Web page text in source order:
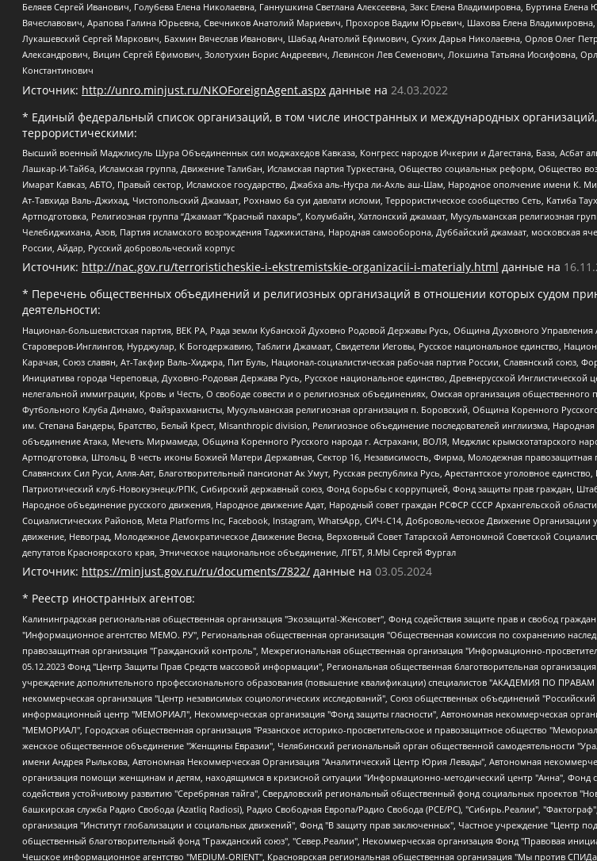
Беляев Сергей Иванович, Голубева Елена Николаевна, Ганнушкина Светлана Алексеевна, Закс Елена Владимировна, Буртина
Вячеславович, Арапова Галина Юрьевна, Свечников Анатолий Мариевич, Прохоров Вадим Юрьевич, Шахова Елена
Лукашевский Сергей Маркович, Бахмин Вячеслав Иванович, Шабад Анатолий Ефимович, Сухих Дарья Николаевна, Орлов Олег
Александрович, Вицин Сергей Ефимович, Золотухин Борис Андреевич, Левинсон Лев Семенович, Локшина Татьяна Иосифовна,
Константинович
Источник: http://unro.minjust.ru/NKOForeignAgent.aspx данные на 24.03.2022
* Единый федеральный список организаций, в том числе иностранных и международных
террористическими:
Высший военный Маджлисуль Шура Объединенных сил моджахедов Кавказа, Конгресс народов Ичкерии и Дагестана, База, Асбат
Лашкар-И-Тайба, Исламская группа, Движение Талибан, Исламская партия Туркестана, Общество социальных реформ, Общество
Имарат Кавказ, АБТО, Правый сектор, Исламское государство, Джабха аль-Нусра ли-Ахль аш-Шам, Народное ополчение имени К.
Ат-Тавхида Валь-Джихад, Чистопольский Джамаат, Рохнамо ба суи давлати исломи, Террористическое сообщество Сеть, Катиба
Артподготовка, Религиозная группа “Джамаат “Красный пахарь”, Колумбайн, Хатлонский джамаат, Мусульманская религиозная
Челебиджихана, Азов, Партия исламского возрождения Таджикистана, Народная самооборона, Дуббайский джамаат, московская
России, Айдар, Русский добровольческий корпус
Источник: http://nac.gov.ru/terroristicheskie-i-ekstremistskie-organizacii-i-materialy.html данные на
* Перечень общественных объединений и религиозных организаций в отношении которых судом
деятельности:
Национал-большевистская партия, ВЕК РА, Рада земли Кубанской Духовно Родовой Державы Русь, Община Духовного
Староверов-Инглингов, Нурджулар, К Богодержавию, Таблиги Джамаат, Свидетели Иеговы, Русское национальное единство,
Карачая, Союз славян, Ат-Такфир Валь-Хиджра, Пит Буль, Национал-социалистическая рабочая партия России, Славянский союз,
Инициатива города Череповца, Духовно-Родовая Держава Русь, Русское национальное единство, Древнерусской
нелегальной иммиграции, Кровь и Честь, О свободе совести и о религиозных объединениях, Омская организация
Футбольного Клуба Динамо, Файзрахманисты, Мусульманская религиозная организация п. Боровский, Община Коренного
им. Степана Бандеры, Братство, Белый Крест, Misanthropic division, Религиозное объединение последователей инглиизма,
объединение Атака, Мечеть Мирмамеда, Община Коренного Русского народа г. Астрахани, ВОЛЯ, Меджлис крымскотатарского
Артподготовка, Штольц, В честь иконы Божией Матери Державная, Сектор 16, Независимость, Фирма, Молодежная
Славянских Сил Руси, Алля-Аят, Благотворительный пансионат Ак Умут, Русская республика Русь, Арестантское уголовное
Патриотический клуб-Новокузнецк/РПК, Сибирский державный союз, Фонд борьбы с коррупцией, Фонд защиты прав граждан,
Народное объединение русского движения, Народное движение Адат, Народный совет граждан РСФСР СССР Архангельской
Социалистических Районов, Meta Platforms Inc, Facebook, Instagram, WhatsApp, СИЧ-С14, Добровольческое Движение Организации
движение, Невоград, Молодежное Демократическое Движение Весна, Верховный Совет Татарской Автономной Советской
депутатов Красноярского края, Этническое национальное объединение, ЛГБТ, Я.МЫ Сергей Фургал
Источник: https://minjust.gov.ru/ru/documents/7822/ данные на 03.05.2024
* Реестр иностранных агентов:
Калининградская региональная общественная организация "Экозащита!-Женсовет", Фонд содействия защите прав и свобод граждан "Общественный вердикт", Фонд "Институт Развития Свободы Информации", Частное учреждение "Информационное агентство МЕМО. РУ", Региональная общественная организация "Общественная комиссия по сохранению наследия академика Сахарова", Фонд поддержки свободы прессы, Санкт-Петербургская общественная правозащитная организация "Гражданский контроль", Межрегиональная общественная организация "Информационно-просветительский центр "Мемориал", Региональный Фонд "Центр Защиты Прав Средств Массовой Информации", с 05.12.2023 Фонд "Центр Защиты Прав Средств массовой информации", Региональная общественная благотворительная организация помощи беженцам и мигрантам "Гражданское содействие", Негосударственное образовательное учреждение дополнительного профессионального образования (повышение квалификации) специалистов "АКАДЕМИЯ ПО ПРАВАМ ЧЕЛОВЕКА", Свердловская региональная общественная организация "Сутяжник", Автономная некоммерческая организация "Центр независимых социологических исследований", Союз общественных объединений "Российский исследовательский центр по правам человека", Региональное общественное учреждение научно-информационный центр "МЕМОРИАЛ", Некоммерческая организация "Фонд защиты гласности", Автономная некоммерческая организация "Институт прав человека", Городская общественная организация "Екатеринбургское общество "МЕМОРИАЛ", Городская общественная организация "Рязанское историко-просветительское и правозащитное общество "Мемориал" (Рязанский Мемориал), Челябинский региональный орган общественной самодеятельности – женское общественное объединение "Женщины Евразии", Челябинский региональный орган общественной самодеятельности "Уральская правозащитная группа", Фонд содействия защите здоровья и социальной справедливости имени Андрея Рылькова, Автономная Некоммерческая Организация "Аналитический Центр Юрия Левады", Автономная некоммерческая организация социальной поддержки населения "Проект Апрель", Региональная общественная организация помощи женщинам и детям, находящимся в кризисной ситуации "Информационно-методический центр "Анна", Фонд содействия развитию массовых коммуникаций и правовому просвещению "Так-так-Так", Фонд содействия устойчивому развитию "Серебряная тайга", Свердловский региональный общественный фонд социальных проектов "Новое время", "Idel.Реалии", Кавказ.Реалии, Крым.Реалии, Телеканал Настоящее Время, Татаро-башкирская служба Радио Свобода (Azatliq Radiosi), Радио Свободная Европа/Радио Свобода (PCE/PC), "Сибирь.Реалии", "Фактограф", Благотворительный фонд помощи осужденным и их семьям, Автономная некоммерческая организация "Институт глобализации и социальных движений", Фонд "В защиту прав заключенных", Частное учреждение "Центр поддержки и содействия развитию средств массовой информации", Пензенский региональный общественный благотворительный фонд "Гражданский союз", "Север.Реалии", Некоммерческая организация Фонд "Правовая инициатива", Общество с ограниченной ответственностью "Радио Свободная Европа/Радио Свобода", Чешское информационное агентство "MEDIUM-ORIENT", Красноярская региональная общественная организация "Мы против СПИДа", Камалягин Денис Николаевич, Маркелов Сергей Евгеньевич, Пономарев Лев Александрович, Савицкая Людмила Алексеевна, Автономная некоммерческая организация "Центр по работе с проблемой насилия "НАСИЛИЮ.НЕТ", Межрегиональный профессиональный союз работников здравоохранения "Альянс врачей", Юридическое лицо, зарегистрированное в Латвийской Республике, SIA "Medusa Project" (регистрационный номер 40103797863, дата регистрации 10.06.2014), Некоммерческая организация "Фонд по борьбе с коррупцией", Автономная некоммерческая организация "Институт права и публичной политики", Баданин Роман Сергеевич, Гликин Максим Александрович, Железнова Мария Михайловна, Лукьянова Юлия Сергеевна, Маетная Елизавета Витальевна, Маняхин Петр Борисович, Чуракова Ольга Владимировна, Ярош Юлия Петровна, Юридическое лицо "The Insider SIA", зарегистрированное в Риге, Латвийская Республика (дата регистрации 26.06.2015), являющееся администратором доменного имени интернет-издания "The Insider SIA", https://theins.ru, Постернак Алексей Евгеньевич, Рубин Михаил Аркадьевич, Анин Роман Александрович, Юридическое лицо Istories fonds, зарегистрированное в Латвийской Республике (регистрационный номер 50008295751, дата регистрации 24.02.2020), Великовский Дмитрий Александрович, Долинина Ирина Николаевна, Мароховская Алеся Алексеевна, Шлейнов Роман Юрьевич, Шмагун Олеся Валентиновна, Общество с ограниченной ответственностью "Альтаир 2021", Общество с ограниченной ответственностью "Вега 2021", Общество с ограниченной ответственностью "Главный редактор 2021", Общество с ограниченной ответственностью "Ромашки монолит", Важенков Артем Валерьевич, Ивановская областная общественная организация "Центр гендерных исследований", Гурман Юрий Альбертович, Медиапроект "ОВД-Инфо", Егоров Владимир Владимирович, Жилинский Владимир Александрович, Общество с ограниченной ответственностью "ЗП", Иванова София Юрьевна, Карезина Инна Павловна, Кильтау Екатерина Викторовна, Петров Алексей Викторович, Пискунов Сергей Евгеньевич, Смирнов Сергей Сергеевич, Тихонов Михаил Сергеевич, Общество с ограниченной ответственностью "ЖУРНАЛИСТ-ИНОСТРАННЫЙ АГЕНТ", Арапова Галина Юрьевна, Вольтская Татьяна Анатольевна, Американская компания "Mason G.E.S. Anonymous Foundation" (США), являющаяся владельцем интернет-издания https://mnews.world/, Компания "Stichting Bellingcat", зарегистрированная в Нидерландах (дата регистрации 11.07.2018), Захаров Андрей Вячеславович,